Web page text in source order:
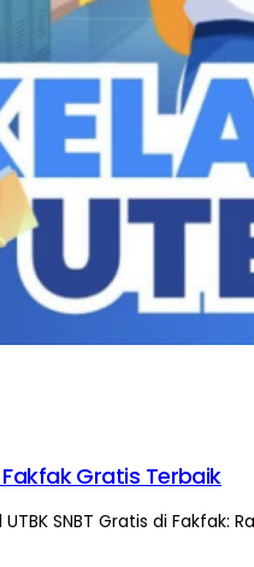
Fakfak Gratis Terbaik
SNBT Gratis di Fakfak: